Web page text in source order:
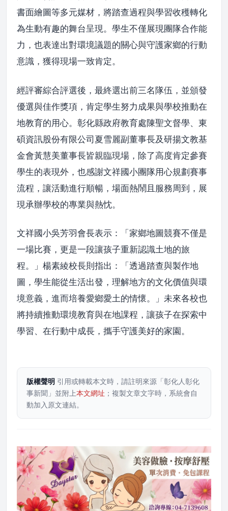
書面繪圖等多元媒材，將踏查過程與學習收穫轉化
為生動有趣的舞台呈現。學生不僅展現團隊合作能
力，也表達出對環境議題的關心與守護家鄉的行動
意識，獲得現場一致肯定。
經評審綜合評選後，最終選出前三名隊伍，並頒發
優選與佳作獎項，肯定學生努力成果與學校推動在
地教育的用心。彰化縣政府教育處陳聖文督學、東
碩資訊股份有限公司夏雪麗副董事長及研揚文教基
金會黃慧美董事長皆親臨現場，除了高度肯定參賽
學生的表現外，也感謝文祥國小團隊用心規劃賽事
流程，讓活動進行順暢，場面熱鬧且服務周到，展
現承辦學校的專業與熱忱。
文祥國小吳芳羽會長表示：「家鄉地圖競賽不僅是
一場比賽，更是一段讓孩子重新認識土地的旅
程。」楊素綾校長則指出：「透過踏查與製作地
圖，學生能從生活出發，理解地方的文化價值與環
境意義，進而培養愛鄉愛土的情懷。」未來各校也
將持續推動環境教育與在地課程，讓孩子在探索中
學習、在行動中成長，攜手守護美好的家園。
版權聲明 引用或轉載本文時，請註明來源「彰化人彰化
事新聞」並附上本文網址 ；複製文章文字時，系統會自
動加入原文連結。